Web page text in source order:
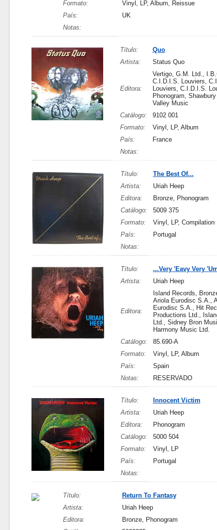
Formato:
Vinyl, LP, Album, Reissue
País:
UK
Notas:
Título:
Quo
Artista:
Status Quo
Editora:
Vertigo, G.M. Ltd.,
C.I.D.I.S. Louviers,
Louviers, C.I.D.I.S.
Phonogram,
Valley Music
Catálogo:
9102 001
Formato:
Vinyl, LP, Album
País:
France
Notas:
Título:
The Best Of...
Artista:
Uriah Heep
Editora:
Bronze, Phonogram
Catálogo:
5009 375
Formato:
Vinyl, LP, Compilation
País:
Portugal
Notas:
Título:
...Very 'Eavy Very
Artista:
Uriah Heep
Editora:
Island Records,
Ariola Eurodisc S.A.,
Eurodisc S.A., Hit
Productions Ltd.,
Ltd., Sidney Bron
Harmony Music Ltd.
Catálogo:
85.690-A
Formato:
Vinyl, LP, Album
País:
Spain
Notas:
RESERVADO
Título:
Innocent Victim
Artista:
Uriah Heep
Editora:
Phonogram
Catálogo:
5000 504
Formato:
Vinyl, LP
País:
Portugal
Notas:
Título:
Return To Fantasy
Artista:
Uriah Heep
Editora:
Bronze, Phonogram